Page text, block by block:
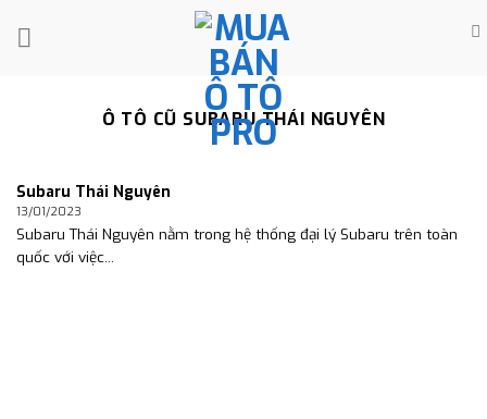
Ô TÔ CŨ SUBARU THÁI NGUYÊN
Subaru Thái Nguyên
13/01/2023
Subaru Thái Nguyên nằm trong hệ thống đại lý Subaru trên toàn
quốc với việc...